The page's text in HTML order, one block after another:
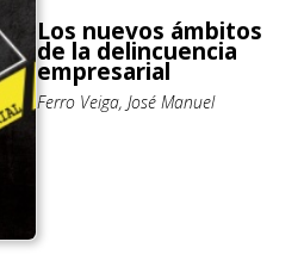
Los nuevos ámbitos
de la delincuencia
empresarial
Ferro Veiga, José Manuel